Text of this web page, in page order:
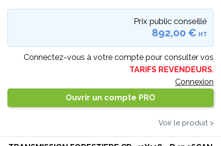
Prix public conseillé
892,00 € HT
Connectez-vous à votre compte pour consulter vos
TARIFS REVENDEURS.
Connexion
Ouvrir un compte PRO
Voir le produit >